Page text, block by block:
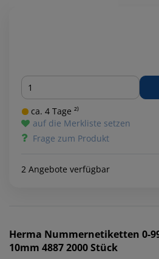
Menge
ca. 4 Tage ²⁾
auf die Merkliste setzen
Frage zum Produkt
2 Angebote verfügbar
Herma Nummernetiketten 0-
10mm 4887 2000 Stück